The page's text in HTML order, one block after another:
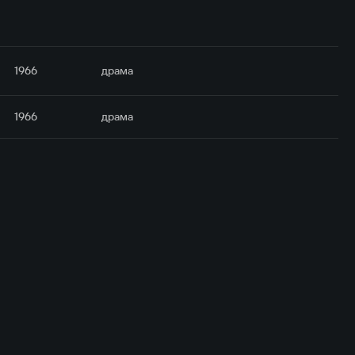
1966 драма
1966 драма